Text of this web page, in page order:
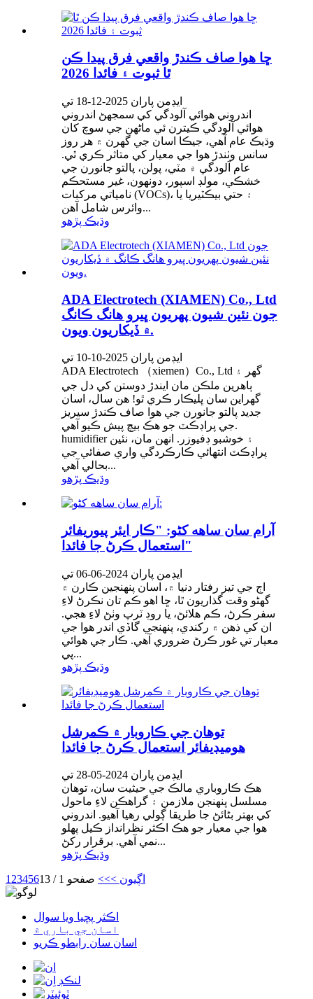
ڇا هوا صاف ڪندڙ واقعي فرق پيدا ڪن
ٿا ثبوت ۽ فائدا 2026
ايڊمن پاران 2025-12-18 تي
اندروني هوائي آلودگي کي سمجهڻ اندروني
هوائي آلودگي ڪيترن ئي ماڻهن جي سوچ کان
وڌيڪ عام آهي، جيڪا اسان جي گهرن ۾ هر روز
سانس وٺندڙ هوا جي معيار کي متاثر ڪري ٿي.
عام آلودگي ۾ مٽي، پولن، پالتو جانورن جي
خشڪي، مولڊ اسپور، دونھون، غير مستحڪم
نامياتي مرکبات (VOCs)، ۽ حتي بيڪٽيريا يا
وائرس شامل آهن...
وڌيڪ پڙهو
ADA Electrotech (XIAMEN) Co., Ltd
جون نئين شيون پهريون ڀيرو هانگ ڪانگ
۾ ڏيکاريون ويون.
ايڊمن پاران 2025-10-10 تي
ADA Electrotech （xiemen）Co., Ltd گهر ۽
ٻاهرين ملڪن مان ايندڙ دوستن کي دل جي
گهراين سان ڀليڪار ڪري ٿو! هن سال، اسان
جديد پالتو جانورن جي هوا صاف ڪندڙ سيريز
جي پراڊڪٽ جو هڪ بيچ پيش ڪيو آهي.
humidifier ۽ خوشبو ڊفيوزر. انهن مان، نئين
پراڊڪٽ انتهائي ڪارڪردگي واري صفائي جي
بحالي آهي...
وڌيڪ پڙهو
آرام سان ساهه کڻو: "ڪار ايئر پيوريفائر
استعمال ڪرڻ جا فائدا"
ايڊمن پاران 2024-06-06 تي
اڄ جي تيز رفتار دنيا ۾، اسان پنهنجين ڪارن ۾
گهڻو وقت گذاريون ٿا، ڇا اهو ڪم تان نڪرڻ لاءِ
سفر ڪرڻ، ڪم هلائڻ، يا روڊ ٽرپ وٺڻ لاءِ هجي.
ان کي ذهن ۾ رکندي، پنهنجي گاڏي اندر هوا جي
معيار تي غور ڪرڻ ضروري آهي. ڪار جي هوائي
پي...
وڌيڪ پڙهو
توهان جي ڪاروبار ۾ ڪمرشل
هوميڊيفائر استعمال ڪرڻ جا فائدا
ايڊمن پاران 2024-05-28 تي
هڪ ڪاروباري مالڪ جي حيثيت سان، توهان
مسلسل پنهنجن ملازمن ۽ گراهڪن لاءِ ماحول
کي بهتر بڻائڻ جا طريقا ڳولي رهيا آهيو. اندروني
هوا جي معيار جو هڪ اڪثر نظرانداز ڪيل پهلو
نمي آهي. برقرار رکڻ...
وڌيڪ پڙهو
1 23456 اڳيون >>> صفحو 1 / 13
اڪثر پڇيا ويا سوال
اسان جي باري ۾
اسان سان رابطو ڪريو